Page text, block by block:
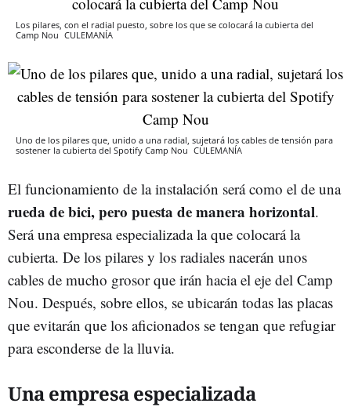
Los pilares, con el radial puesto, sobre los que se colocará la cubierta del
Camp Nou CULEMANÍA
Uno de los pilares que, unido a una radial, sujetará los cables de tensión para
sostener la cubierta del Spotify Camp Nou CULEMANÍA
El funcionamiento de la instalación será como el de una
rueda de bici, pero puesta de manera horizontal.
Será una empresa especializada la que colocará la
cubierta. De los pilares y los radiales nacerán unos
cables de mucho grosor que irán hacia el eje del Camp
Nou. Después, sobre ellos, se ubicarán todas las placas
que evitarán que los aficionados se tengan que refugiar
para esconderse de la lluvia.
Una empresa especializada